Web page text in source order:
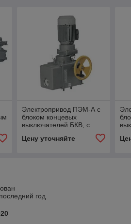
Электропривод ПЭМ-А с
блоком концевых
выключателей БКВ, с
положения БСПТ-10АМ
Цену уточняйте
год